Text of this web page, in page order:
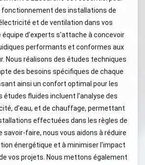
fonctionnement des installations de
et de ventilation dans vos
équipe d'experts s'attache à concevoir
performants et conformes aux
Nous réalisons des études techniques
des besoins spécifiques de chaque
ainsi un confort optimal pour les
études fluides incluent l'analyse des
d'eau, et de chauffage, permettant
effectuées dans les règles de
savoir-faire, nous vous aidons à réduire
énergétique et à minimiser l'impact
vos projets. Nous mettons également